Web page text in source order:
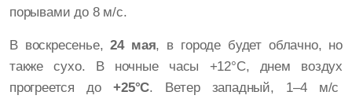
порывами до 8 м/с.
В воскресенье,24 мая, в городе будет облачно, но
также сухо. В ночные часы +12°C, днем воздух
прогреется до+25°C. Ветер западный, 1–4 м/с